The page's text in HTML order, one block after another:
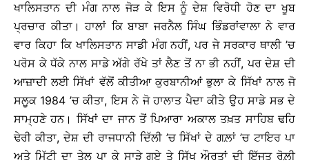
ਖਾਲਿਸਤਾਨ ਦੀ ਮੰਗ ਨਾਲ ਜੋੜ ਕੇ ਇਸ ਨੂੰ ਦੇਸ਼ ਵਿਰੋਧੀ ਹੋਣ ਦਾ ਖੂਬ
ਪ੍ਰਚਾਰ ਕੀਤਾ। ਹਾਲਾਂ ਕਿ ਬਾਬਾ ਜਰਨੈਲ ਸਿੰਘ ਭਿੰਡਰਾਂਵਾਲਾ ਨੇ ਵਾਰ
ਵਾਰ ਕਿਹਾ ਕਿ ਖਾਲਿਸਤਾਨ ਸਾਡੀ ਮੰਗ ਨਹੀਂ, ਪਰ ਜੇ ਸਰਕਾਰ ਥਾਲੀ ’ਚ
ਪਰੋਸ ਕੇ ਧੱਕੇ ਨਾਲ ਸਾਡੇ ਅੱਗੇ ਰੱਖੇ ਤਾਂ ਲੈਣ ਤੋਂ ਨਾ ਭੀ ਨਹੀਂ, ਪਰ ਦੇਸ਼ ਦੀ
ਆਜ਼ਾਦੀ ਲਈ ਸਿੱਖਾਂ ਵੱਲੋਂ ਕੀਤੀਆ ਕੁਰਬਾਨੀਆਂ ਭੁਲਾ ਕੇ ਸਿੱਖਾਂ ਨਾਲ ਜੋ
ਸਲੂਕ 1984 ’ਚ ਕੀਤਾ, ਇਸ ਨੇ ਜੋ ਹਾਲਾਤ ਪੈਦਾ ਕੀਤੇ ਉਹ ਸਾਡੇ ਸਭ ਦੇ
ਸਾਮ੍ਹਣੇ ਹਨ। ਸਿੱਖਾਂ ਦਾ ਜਾਨ ਤੋਂ ਪਿਆਰਾ ਅਕਾਲ ਤਖ਼ਤ ਸਾਹਿਬ ਢਹਿ
ਢੇਰੀ ਕੀਤਾ, ਦੇਸ਼ ਦੀ ਰਾਜਧਾਨੀ ਦਿੱਲੀ ’ਚ ਸਿੱਖਾਂ ਦੇ ਗਲ਼ਾਂ ’ਚ ਟਾਇਰ ਪਾ
ਅਤੇ ਮਿੱਟੀ ਦਾ ਤੇਲ ਪਾ ਕੇ ਸਾੜੇ ਗਏ ਤੇ ਸਿੱਖ ਔਰਤਾਂ ਦੀ ਇੱਜਤ ਰੋਲ਼ੀ